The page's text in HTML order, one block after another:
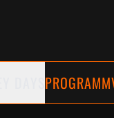
PROGRAMM